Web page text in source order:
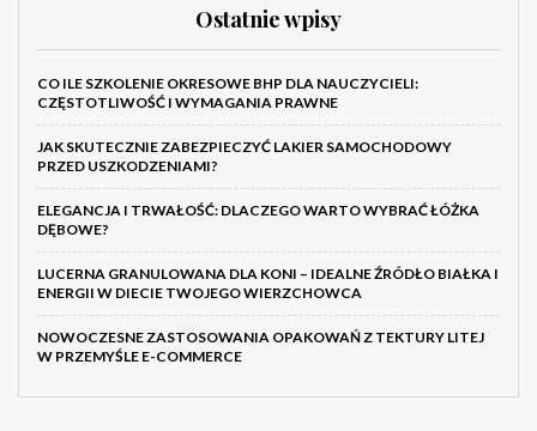
Ostatnie wpisy
CO ILE SZKOLENIE OKRESOWE BHP DLA NAUCZYCIELI:
CZĘSTOTLIWOŚĆ I WYMAGANIA PRAWNE
JAK SKUTECZNIE ZABEZPIECZYĆ LAKIER SAMOCHODOWY
PRZED USZKODZENIAMI?
ELEGANCJA I TRWAŁOŚĆ: DLACZEGO WARTO WYBRAĆ ŁÓŻKA
DĘBOWE?
LUCERNA GRANULOWANA DLA KONI – IDEALNE ŹRÓDŁO BIAŁKA I
ENERGII W DIECIE TWOJEGO WIERZCHOWCA
NOWOCZESNE ZASTOSOWANIA OPAKOWAŃ Z TEKTURY LITEJ
W PRZEMYŚLE E-COMMERCE